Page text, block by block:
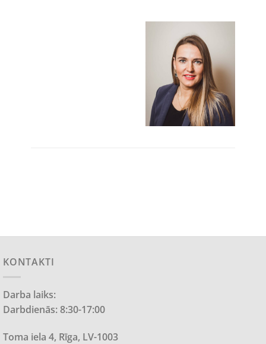
KONTAKTI
Darba laiks:
Darbdienās: 8:30-17:00
Toma iela 4, Rīga, LV-1003